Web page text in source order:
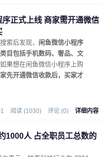
序正式上线 商家需开通微信
索后发现， 闲鱼微信小程序
目包括手机数码、奢品、文
果想在闲鱼微信小程序上购
先开通微信收款后，买家才
阅读 (1030) 评论 (0) 详细内容
1000人 占全职员工总数的